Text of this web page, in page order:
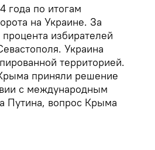
года по итогам
на Украине. За
избирателей
Украина
территорией.
приняли решение
с международным
Путина, вопрос Крыма